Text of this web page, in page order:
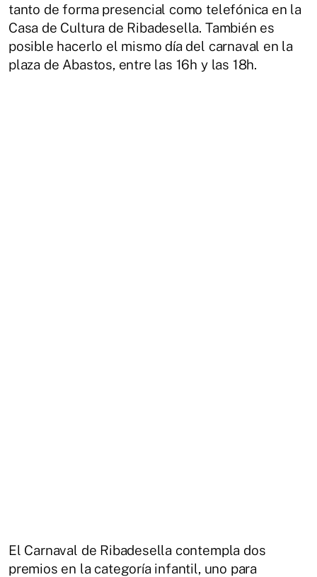
tanto de forma presencial como telefónica en la
Casa de Cultura de Ribadesella. También es
posible hacerlo el mismo día del carnaval en la
plaza de Abastos, entre las 16h y las 18h.
El Carnaval de Ribadesella contempla dos
premios en la categoría infantil, uno para